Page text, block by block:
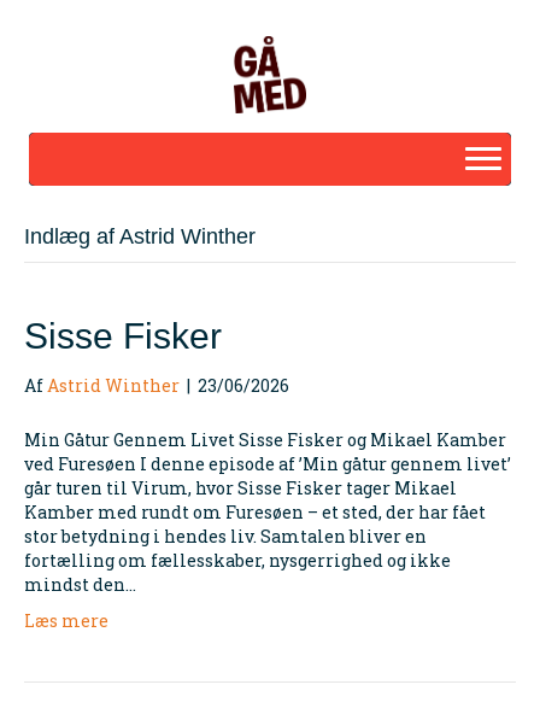
Indlæg af Astrid Winther
Sisse Fisker
Af Astrid Winther | 23/06/2026
Min Gåtur Gennem Livet Sisse Fisker og Mikael Kamber
ved Furesøen I denne episode af ’Min gåtur gennem livet’
går turen til Virum, hvor Sisse Fisker tager Mikael
Kamber med rundt om Furesøen – et sted, der har fået
stor betydning i hendes liv. Samtalen bliver en
fortælling om fællesskaber, nysgerrighed og ikke
mindst den…
Læs mere